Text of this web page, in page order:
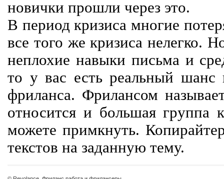
новички прошли через это.
В период кризиса многие
все того же кризиса нелегко.
неплохие навыки письма и
то у вас есть реальный шанс
фриланса. Фрилансом
относится и большая группа
можете примкнуть.
текстов на заданную тему.